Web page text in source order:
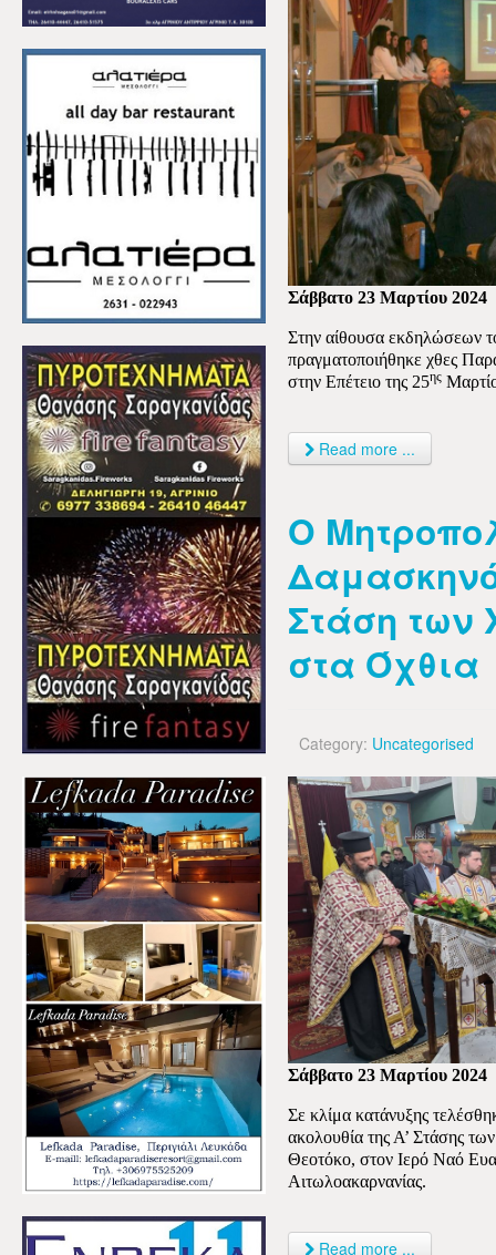
Σάββατο 23 Μαρτίου 2024
Στην αίθουσα εκδηλώσεων
πραγματοποιήθηκε χθες
στην Επέτειο της 25ης
Read more ...
Ο
Στάση των
στα Όχθια
Category: Uncategorised
Σάββατο 23 Μαρτίου 2024
Σε κλίμα κατάνυξης
ακολουθία της Α’ Στάσης
Θεοτόκο, στον Ιερό Ναό
Αιτωλοακαρνανίας.
Read more ...